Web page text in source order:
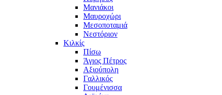
Μανιάκοι
Μαυροχώρι
Μεσοποταμιά
Νεστόριον
Κιλκίς
Πίσω
Άγιος Πέτρος
Αξιούπολη
Γαλλικός
Γουμένισσα